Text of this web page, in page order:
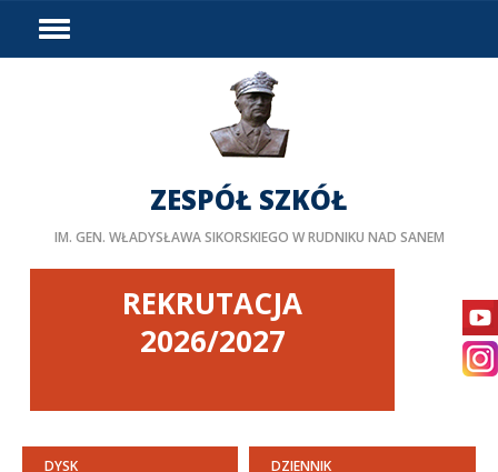
HOME
LINKI
ZESPÓŁ SZKÓŁ
IM. GEN. WŁADYSŁAWA SIKORSKIEGO W RUDNIKU NAD SANEM
REKRUTACJA
2026/2027
DYSK DZIENNIK